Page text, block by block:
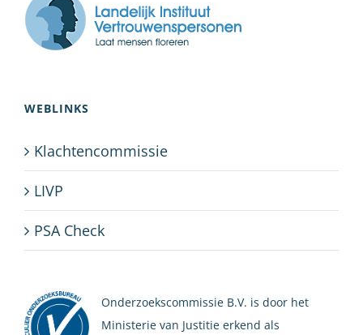
WEBLINKS
Klachtencommissie
LIVP
PSA Check
Onderzoekscommissie B.V. is door het
Ministerie van Justitie erkend als